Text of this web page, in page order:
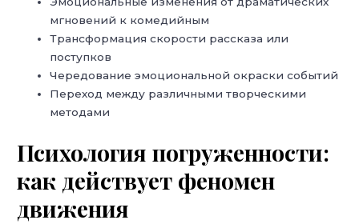
мгновений к комедийным
Трансформация скорости рассказа или
поступков
Чередование эмоциональной окраски событий
Переход между различными творческими
методами
Психология погруженности:
как действует феномен
движения